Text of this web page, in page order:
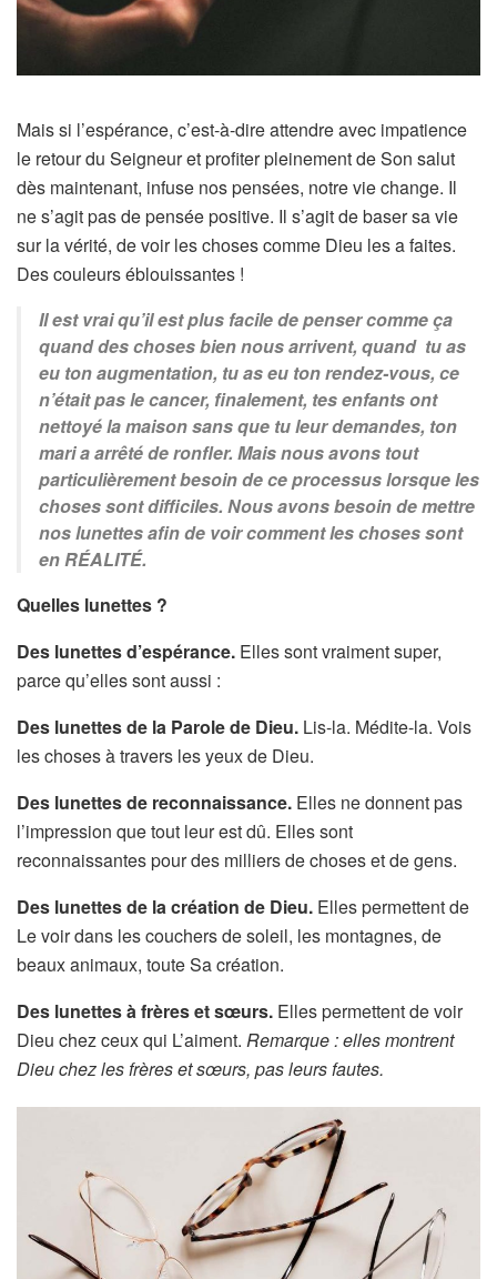
Mais si l’espérance, c’est-à-dire attendre avec impatience
le retour du Seigneur et profiter pleinement de Son salut
dès maintenant, infuse nos pensées, notre vie change. Il
ne s’agit pas de pensée positive. Il s’agit de baser sa vie
sur la vérité, de voir les choses comme Dieu les a faites.
Des couleurs éblouissantes !
Il est vrai qu’il est plus facile de penser comme ça
quand des choses bien nous arrivent, quand tu as
eu ton augmentation, tu as eu ton rendez-vous, ce
n’était pas le cancer, finalement, tes enfants ont
nettoyé la maison sans que tu leur demandes, ton
mari a arrêté de ronfler. Mais nous avons tout
particulièrement besoin de ce processus lorsque les
choses sont difficiles. Nous avons besoin de mettre
nos lunettes afin de voir comment les choses sont
en RÉALITÉ.
Quelles lunettes ?
Des lunettes d’espérance. Elles sont vraiment super,
parce qu’elles sont aussi :
Des lunettes de la Parole de Dieu. Lis-la. Médite-la. Vois
les choses à travers les yeux de Dieu.
Des lunettes de reconnaissance. Elles ne donnent pas
l’impression que tout leur est dû. Elles sont
reconnaissantes pour des milliers de choses et de gens.
Des lunettes de la création de Dieu. Elles permettent de
Le voir dans les couchers de soleil, les montagnes, de
beaux animaux, toute Sa création.
Des lunettes à frères et sœurs. Elles permettent de voir
Dieu chez ceux qui L’aiment. Remarque : elles montrent
Dieu chez les frères et sœurs, pas leurs fautes.